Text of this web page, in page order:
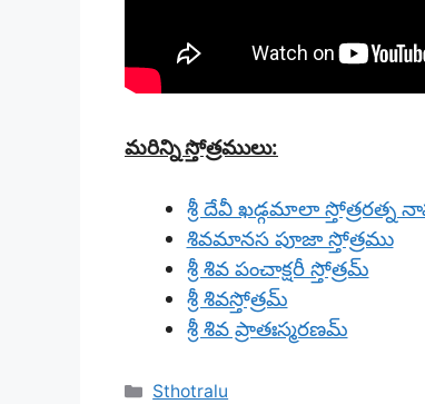
మరిన్ని స్తోత్రములు:
శ్రీ దేవీ ఖడ్గమాలా స్తోత్రరత్న
శివమానస పూజా స్తోత్రము
శ్రీ శివ పంచాక్షరీ స్తోత్రమ్
శ్రీ శివస్తోత్రమ్
శ్రీ శివ ప్రాతఃస్మరణమ్
Categories
Sthotralu